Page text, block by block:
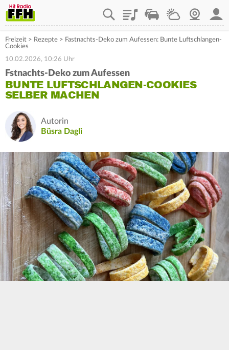
PlaylistStaupilotWetterWebcam
Freizeit > Rezepte > Fastnachts-Deko zum Aufessen: Bunte Luftschlangen-
Cookies
10.02.2026, 10:26 Uhr
Fstnachts-Deko zum Aufessen
BUNTE LUFTSCHLANGEN-COOKIES
SELBER MACHEN
Autorin
Büsra Dagli